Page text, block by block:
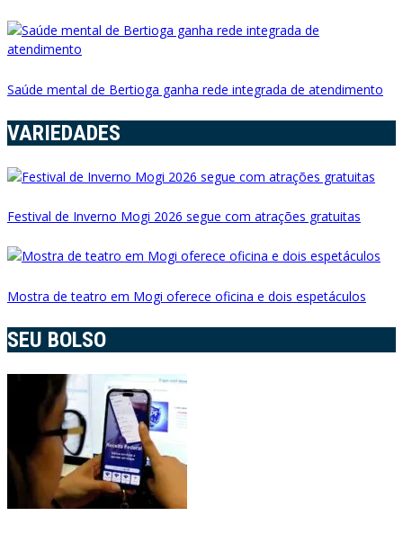
Saúde mental de Bertioga ganha rede integrada de atendimento
VARIEDADES
Festival de Inverno Mogi 2026 segue com atrações gratuitas
Mostra de teatro em Mogi oferece oficina e dois espetáculos
SEU BOLSO